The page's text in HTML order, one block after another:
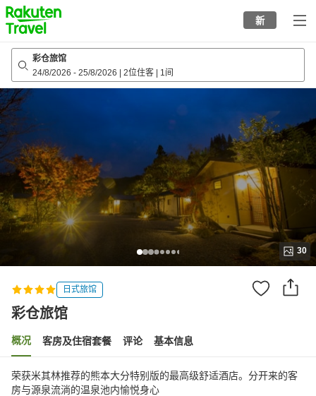
to
top
page
新
彩仓旅馆
24/8/2026 - 25/8/2026 2位住客 1间
30
日式旅馆
彩仓旅馆
概况 客房及住宿套餐 评论 基本信息
荣获米其林推荐的熊本大分特别版的最高级舒适酒店。分开来的客
房与源泉流淌的温泉池内愉悦身心